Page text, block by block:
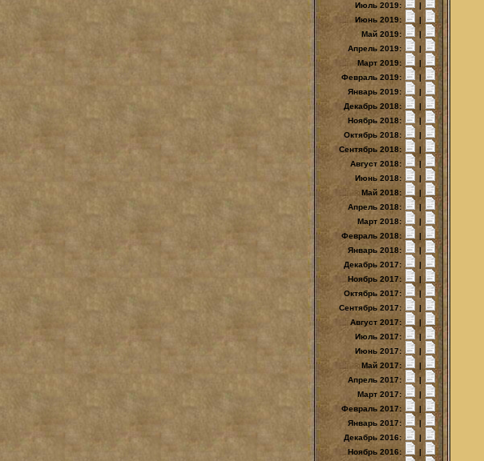
Июль 2019:
|
Июнь 2019:
|
Май 2019:
|
Апрель 2019:
|
Март 2019:
|
Февраль 2019:
|
Январь 2019:
|
Декабрь 2018:
|
Ноябрь 2018:
|
Октябрь 2018:
|
Сентябрь 2018:
|
Август 2018:
|
Июнь 2018:
|
Май 2018:
|
Апрель 2018:
|
Март 2018:
|
Февраль 2018:
|
Январь 2018:
|
Декабрь 2017:
|
Ноябрь 2017:
|
Октябрь 2017:
|
Сентябрь 2017:
|
Август 2017:
|
Июль 2017:
|
Июнь 2017:
|
Май 2017:
|
Апрель 2017:
|
Март 2017:
|
Февраль 2017:
|
Январь 2017:
|
Декабрь 2016:
|
Ноябрь 2016:
|